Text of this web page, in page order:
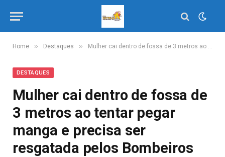
Home » Destaques » Mulher cai dentro de fossa de 3 metros ao tentar pegar manga e precisa ser resgatada pelos Bombeiros
DESTAQUES
Mulher cai dentro de fossa de
3 metros ao tentar pegar
manga e precisa ser
resgatada pelos Bombeiros